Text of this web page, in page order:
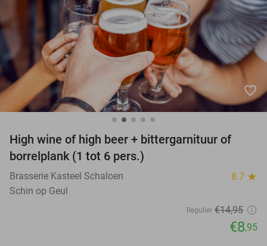
10+ miljoen leden
favorite_border
High wine of high beer + bittergarnituur of
borrelplank (1 tot 6 pers.)
Brasserie Kasteel Schaloen 8.7 star
Schin op Geul
Regulier €14,95
€8,95